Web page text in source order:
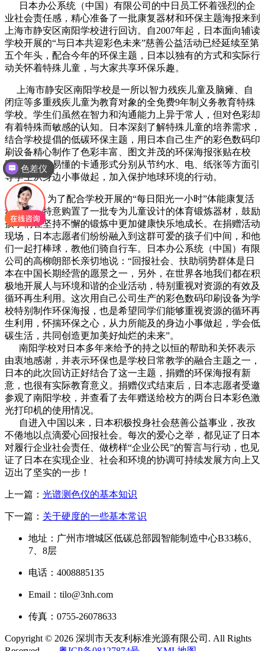
日本办公系统（中国）有限公司的中日员工怀着强烈的企
业社会责任感，精心准备了一批康复器材和环保主题海报来到
上海市静安区南阳学校进行回访。自2007年起，日本面向辅读
学校开展的“与日本共迎彩色未来”慈善公益活动已经延续至第
五个年头，配合今年的环保主题，日本以独有的方式和实际行
动关怀着特殊儿童，与大家共享环保乐趣。
上海市静安区南阳学校是一所以智力残疾儿童及脑瘫、自
闭症等多重残疾儿童为教育对象的全免费9年制义务教育特殊
学校。学生们虽然在智力和沟通能力上异于常人，但对色彩却
有着特殊而敏感的认知。日本深刻了解特殊儿童的培养需求，
结合学校提倡的低碳环保主题，用日本自己生产的彩色数码印
刷设备精心制作了色彩丰富、图文并茂的环保海报张贴在校
园，以通俗易懂的卡通形式分别从节约水、电、纸张等方面引
导学生从身边小事做起，加入保护地球环境的行动。
同时，为了配合学校开展的“每日阳光一小时”体能康复活
动，日本特意购置了一批专为儿童设计的体育锻炼器材，鼓励
孩子们在坚持不懈的锻炼中更加健康快乐地成长。在捐赠活动
现场，日本志愿者们纷纷融入到这群可爱的孩子们中间，和他
们一起打棒球，教他们骑自行车。日本办公系统（中国）有限
公司的高柳朗部长亲切地说：“回报社会、扶助弱势群体是日
本在中国长期经营的愿景之一，另外，在世界各地我们都在积
极地开展人与环境和谐的企业活动，特别重视对资源的有效及
循环再生利用。这次用自己公司生产的彩色数码印刷设备为学
校特别制作环保海报，也是希望同学们能够重视资源的循环再
生利用，怀揣环保之心，从力所能及的身边小事做起，学会低
碳生活，共同创造更加美好灿烂的未来”。
南阳学校对日本多年来给予的持之以恒的帮助和关怀表示
由衷地感谢，并表示环保也是学校日常教学的融合主题之一，
日本的此次回访正好结合了这一主题，捐赠的环保海报有新
意，也很有实际教育意义。捐赠仪式结束后，日本志愿者受邀
参观了南阳学校，并查看了去年赠送给校方的两台日本彩色激
光打印机的使用情况。
自进入中国以来，日本积极投身社会慈善公益事业，孜孜
不倦地以点滴爱心回报社会。每次的爱心之举，都见证了日本
对履行企业社会责任、做榜样“企业公民”的誓言与行动，也见
证了日本在实现企业、社会和环境的协调可持续发展方向上又
迈出了坚实的一步！
上一篇： 光谱测色仪的基本知识
下一篇： 关于硬度的一些基本常识
地址：广州市增城区低碳总部园智能制造中心B33栋6、
7、8层
电话：4008885135
Email：tilo@3nh.com
传真：0755-26078633
Copyright © 2026 深圳市天友利标准光源有限公司. All Rights
色差仪